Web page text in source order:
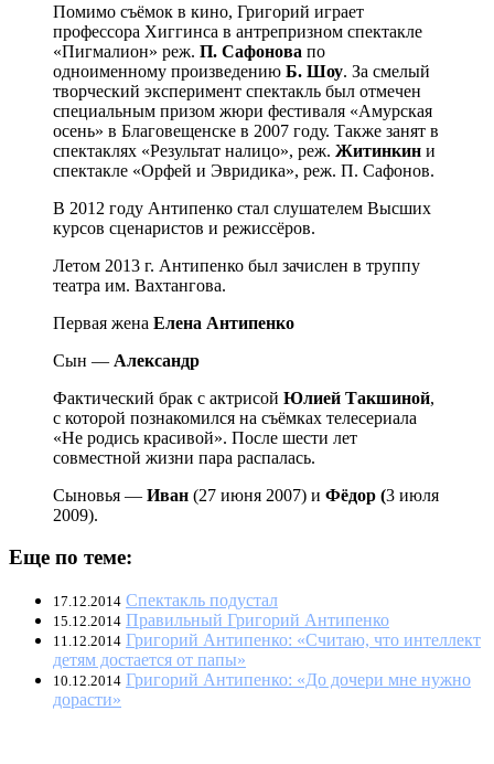
Помимо съёмок в кино, Григорий играет
профессора Хиггинса в антрепризном спектакле
«Пигмалион» реж. П. Сафонова по
одноименному произведению Б. Шоу. За смелый
творческий эксперимент спектакль был отмечен
специальным призом жюри фестиваля «Амурская
осень» в Благовещенске в 2007 году. Также занят в
спектаклях «Результат налицо», реж. Житинкин и
спектакле «Орфей и Эвридика», реж. П. Сафонов.
В 2012 году Антипенко стал слушателем Высших
курсов сценаристов и режиссёров.
Летом 2013 г. Антипенко был зачислен в труппу
театра им. Вахтангова.
Первая жена Елена Антипенко
Сын — Александр
Фактический брак с актрисой Юлией Такшиной,
с которой познакомился на съёмках телесериала
«Не родись красивой». После шести лет
совместной жизни пара распалась.
Сыновья — Иван (27 июня 2007) и Фёдор (3 июля
2009).
Еще по теме:
17.12.2014 Спектакль подустал
15.12.2014 Правильный Григорий Антипенко
11.12.2014 Григорий Антипенко: «Считаю, что интеллект
детям достается от папы»
10.12.2014 Григорий Антипенко: «До дочери мне нужно
дорасти»